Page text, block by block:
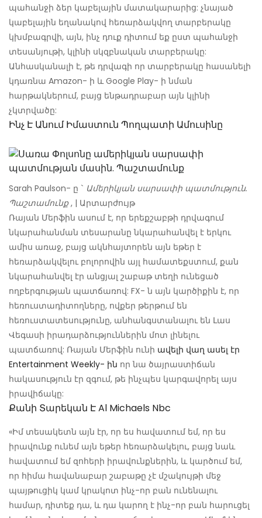
պահանջի ձեր կաբելային մատակարարից: չնայած
կաբելային եղանակով հեռարձակվող տարբերակը
կխմբագրվի, այն, ինչ դուք դիտում եք ըստ պահանջի
տեսանյութի, կլինի սկզբնական տարբերակը:
Անհասկանալի է, թե դրվագի որ տարբերակը հասանելի
կդառնա Amazon- ի և Google Play- ի նման
հարթակներում, բայց ենթադրաբար այն կլինի
չկտրվածը:
Ինչ Է Անում Իմաստուն Պողպատի Ամուսինը
Sarah Paulson- ը ` Ամերիկյան սարսափի պատմություն.
Պաշտամունք, | Արտարժույթ
Ռայան Մերֆին ասում է, որ երեքշաբթի դրվագում
նկարահանման տեսարանը նկարահանվել է երկու
ամիս առաջ, բայց ակնհայտորեն այն եթեր է
հեռարձակվելու բոլորովին այլ համատեքստում, քան
նկարահանվել էր անցյալ շաբաթ տեղի ունեցած
ողբերգության պատճառով: FX- ն այն կարծիքին է, որ
հեռուստադիտողները, ովքեր թերթում են
հեռուստատեսությունը, անհանգստանալու են Լաս
Վեգասի իրադարձություններին մոտ լինելու
պատճառով: Ռայան Մերֆին ունի ավելի վաղ ասել էր
Entertainment Weekly- ին որ նա ծայրաստիճան
հակասություն էր զգում, թե ինչպես կարգավորել այս
իրավիճակը:
Քանի Տարեկան Է Al Michaels Nbc
«Իմ տեսակետն այն էր, որ ես հավատում եմ, որ ես
իրավունք ունեմ այն ​​եթեր հեռարձակելու, բայց նաև
հավատում եմ զոհերի իրավունքներին, և կարծում եմ,
որ հիմա հավանաբար շաբաթը չէ մշակույթի մեջ
պայթուցիկ կամ կրակոտ ինչ-որ բան ունենալու
համար, դիտեք դա, և դա կարող է ինչ-որ բան հարուցել